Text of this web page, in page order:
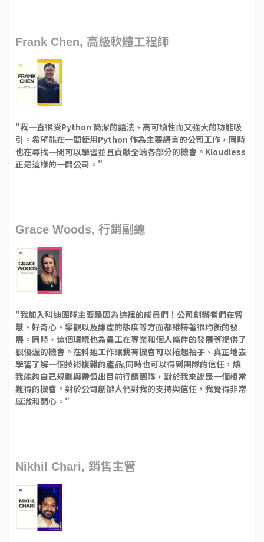
Frank Chen, 高級軟體工程師
"我一直很受Python 簡潔的語法、高可讀性而又強大的功能吸
引。希望能在一間使用Python 作為主要語言的公司工作，同時
也在尋找一間可以學習並且貢獻全端各部分的機會。Kloudless
正是這樣的一間公司。"
Grace Woods, 行銷副總
"我加入科迪團隊主要是因為這裡的成員們！公司創辦者們在智
慧、好奇心、樂觀以及謙虛的態度等方面都維持著很均衡的發
展。同時，這個環境也為員工在專業和個人條件的發展等提供了
很優渥的機會。在科迪工作讓我有機會可以捲起袖子、真正地去
學習了解一個技術複雜的產品;同時也可以得到團隊的信任，讓
我能夠自己規劃與帶領出目前行銷團隊，對於我來說是一個相當
難得的機會。對於公司創辦人們對我的支持與信任，我覺得非常
感激和開心。"
Nikhil Chari, 銷售主管